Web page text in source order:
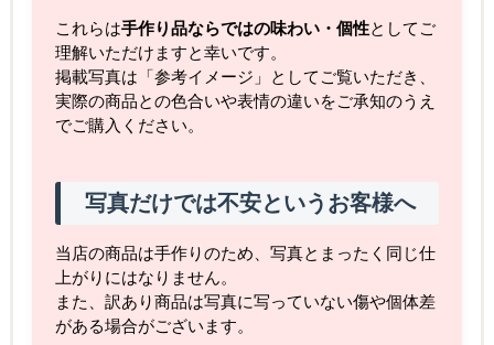
これらは手作り品ならではの味わい・個性としてご
理解いただけますと幸いです。
掲載写真は「参考イメージ」としてご覧いただき、
実際の商品との色合いや表情の違いをご承知のうえ
でご購入ください。
写真だけでは不安というお客様へ
当店の商品は手作りのため、写真とまったく同じ仕
上がりにはなりません。
また、訳あり商品は写真に写っていない傷や個体差
がある場合がございます。